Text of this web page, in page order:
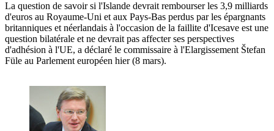
La question de savoir si l'Islande devrait rembourser les 3,9 milliards
d'euros au Royaume-Uni et aux Pays-Bas perdus par les épargnants
britanniques et néerlandais à l'occasion de la faillite d'Icesave est une
question bilatérale et ne devrait pas affecter ses perspectives
d'adhésion à l'UE, a déclaré le commissaire à l'Elargissement Štefan
Füle au Parlement européen hier (8 mars).